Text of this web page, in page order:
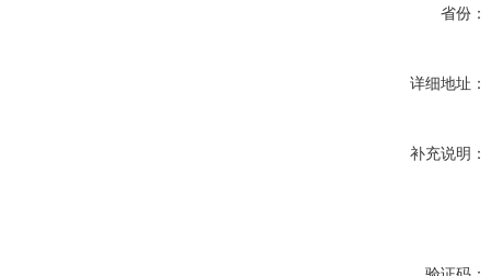
省份：
详细地址：
补充说明：